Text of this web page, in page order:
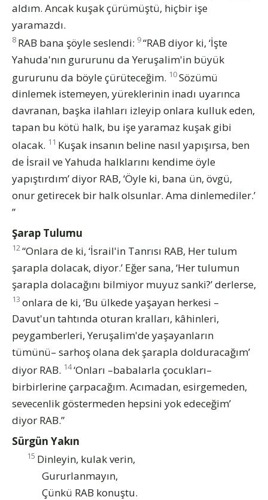
aldım. Ancak kuşak çürümüştü, hiçbir işe
yaramazdı.
8 RAB bana şöyle seslendi: 9“RAB diyor ki, ‘İşte
Yahuda'nın gururunu da Yeruşalim'in büyük
gururunu da böyle çürüteceğim. 10Sözümü
dinlemek istemeyen, yüreklerinin inadı uyarınca
davranan, başka ilahları izleyip onlara kulluk eden,
tapan bu kötü halk, bu işe yaramaz kuşak gibi
olacak. 11 Kuşak insanın beline nasıl yapışırsa, ben
de İsrail ve Yahuda halklarını kendime öyle
yapıştırdım’ diyor RAB, ‘Öyle ki, bana ün, övgü,
onur getirecek bir halk olsunlar. Ama dinlemediler.’
”
Şarap Tulumu
12“Onlara de ki, ‘İsrail'in Tanrısı RAB, Her tulum
şarapla dolacak, diyor.’ Eğer sana, ‘Her tulumun
şarapla dolacağını bilmiyor muyuz sanki?’ derlerse,
13 onlara de ki, ‘Bu ülkede yaşayan herkesi –
Davut'un tahtında oturan kralları, kâhinleri,
peygamberleri, Yeruşalim'de yaşayanların
tümünü– sarhoş olana dek şarapla dolduracağım’
diyor RAB. 14‘Onları –babalarla çocukları–
birbirlerine çarpacağım. Acımadan, esirgemeden,
sevecenlik göstermeden hepsini yok edeceğim’
diyor RAB.”
Sürgün Yakın
15 Dinleyin, kulak verin,
Gururlanmayın,
Çünkü RAB konuştu.